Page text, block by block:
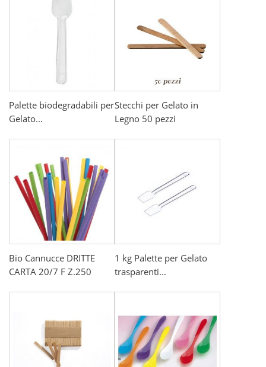
Palette biodegradabili per
Gelato...
Stecchi per Gelato in
Legno 50 pezzi
Bio Cannucce DRITTE
CARTA 20/7 F Z.250
1 kg Palette per Gelato
trasparenti...